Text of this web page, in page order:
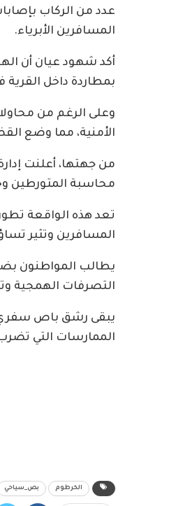
عدد من الركاب
المسافرين الأبرياء.
أكد شهود عيان أن
بمطاردة داخل
وعلى الرغم من
الأمنية، مما وضع
من جهتها، أعلنت
محاسبة المتورطين
تعد هذه الواقعة
المسافرين وتثير
يطالب المواطنون
التصرفات الهمجية
يبقى رشق باص سفري
الممارسات التي
الخرطوم بص_سياحي